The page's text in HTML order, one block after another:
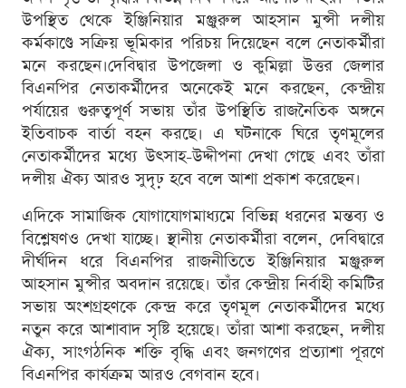
উপস্থিত থেকে ইঞ্জিনিয়ার মঞ্জুরুল আহসান মুন্সী দলীয়
কর্মকাণ্ডে সক্রিয় ভূমিকার পরিচয় দিয়েছেন বলে নেতাকর্মীরা
মনে করছেন।দেবিদ্বার উপজেলা ও কুমিল্লা উত্তর জেলার
বিএনপির নেতাকর্মীদের অনেকেই মনে করছেন, কেন্দ্রীয়
পর্যায়ের গুরুত্বপূর্ণ সভায় তাঁর উপস্থিতি রাজনৈতিক অঙ্গনে
ইতিবাচক বার্তা বহন করছে। এ ঘটনাকে ঘিরে তৃণমূলের
নেতাকর্মীদের মধ্যে উৎসাহ-উদ্দীপনা দেখা গেছে এবং তাঁরা
দলীয় ঐক্য আরও সুদৃঢ় হবে বলে আশা প্রকাশ করেছেন।
এদিকে সামাজিক যোগাযোগমাধ্যমে বিভিন্ন ধরনের মন্তব্য ও
বিশ্লেষণও দেখা যাচ্ছে। স্থানীয় নেতাকর্মীরা বলেন, দেবিদ্বারে
দীর্ঘদিন ধরে বিএনপির রাজনীতিতে ইঞ্জিনিয়ার মঞ্জুরুল
আহসান মুন্সীর অবদান রয়েছে। তাঁর কেন্দ্রীয় নির্বাহী কমিটির
সভায় অংশগ্রহণকে কেন্দ্র করে তৃণমূল নেতাকর্মীদের মধ্যে
নতুন করে আশাবাদ সৃষ্টি হয়েছে। তাঁরা আশা করছেন, দলীয়
ঐক্য, সাংগঠনিক শক্তি বৃদ্ধি এবং জনগণের প্রত্যাশা পূরণে
বিএনপির কার্যক্রম আরও বেগবান হবে।